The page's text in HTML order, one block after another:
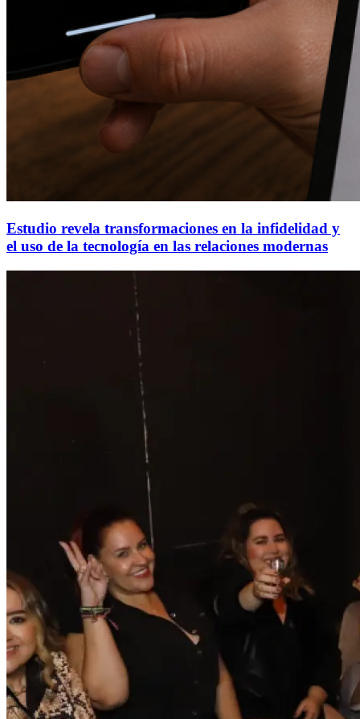
Estudio revela transformaciones en la infidelidad y
el uso de la tecnología en las relaciones modernas